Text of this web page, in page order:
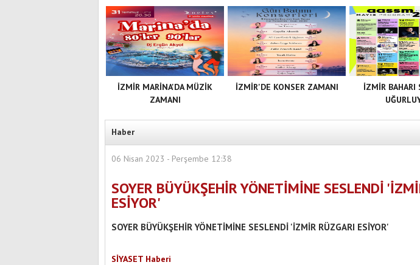
İZMİR MARİNA'DA MÜZİK
ZAMANI
İZMİR'DE KONSER ZAMANI
İZMİR BAHARI
Haber
06 Nisan 2023 - Perşembe 12:38
SOYER BÜYÜKŞEHİR YÖNETİMİNE SESLENDİ
ESİYOR'
SOYER BÜYÜKŞEHİR YÖNETİMİNE SESLENDİ 'İZMİR RÜZGARI ESİYOR'
SİYASET Haberi